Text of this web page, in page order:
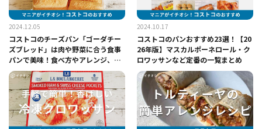
2024.12.05
コストコのチーズパン「ゴーダチー
ズブレッド」は肉や野菜に合う食事
パンで美味！食べ方やアレンジ、カ
ロリー、冷凍保存方法など
2024.10.17
コストコのパンおすすめ23選！【20
26年版】マスカルポーネロール・ク
ロワッサンなど定番の一覧まとめ